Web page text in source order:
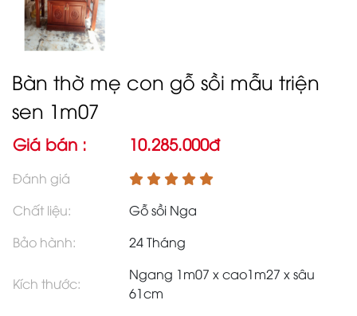
Bàn thờ mẹ con gỗ sồi mẫu triện
sen 1m07
Giá bán : 10.285.000đ
Đánh giá
Chất liệu:
Gỗ sồi Nga
Bảo hành:
24 Tháng
Kích thước:
Ngang 1m07 x cao1m27 x sâu
61cm